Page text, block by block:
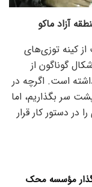
آزاد ماکو
از کینه توزی‌های
گوناگون از
است. اگرچه در
سر بگذاریم، اما
دستور کار قرار
مؤسسه محک